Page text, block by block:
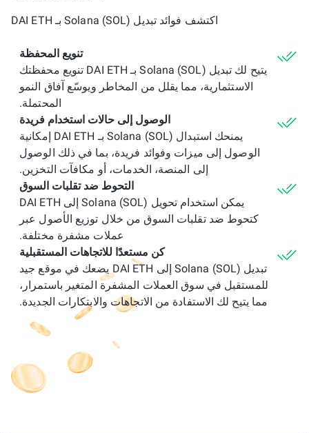
اكتشف فوائد تبديل Solana (SOL) بـ DAI ETH
تنويع المحفظة
يتيح لك تبديل Solana (SOL) بـ DAI ETH تنويع محفظتك
الاستثمارية، مما يقلل من المخاطر ويوسّع آفاق النمو
المحتملة.
الوصول إلى حالات استخدام فريدة
يمنحك استبدال Solana (SOL) بـ DAI ETH إمكانية
الوصول إلى ميزات وفوائد فريدة، بما في ذلك الوصول
إلى المنصة، الخدمات، أو مكافآت التخزين.
التحوط ضد تقلبات السوق
يمكن استخدام تحويل Solana (SOL) إلى DAI ETH
كتحوط ضد تقلبات السوق من خلال توزيع الأصول عبر
عملات مشفرة مختلفة.
كن مستعدًا للاتجاهات المستقبلية
تبديل Solana (SOL) إلى DAI ETH يضعك في موقع جيد
للمستقبل في سوق العملات المشفرة المتغير باستمرار،
مما يتيح لك الاستفادة من الاتجاهات والابتكارات الجديدة.